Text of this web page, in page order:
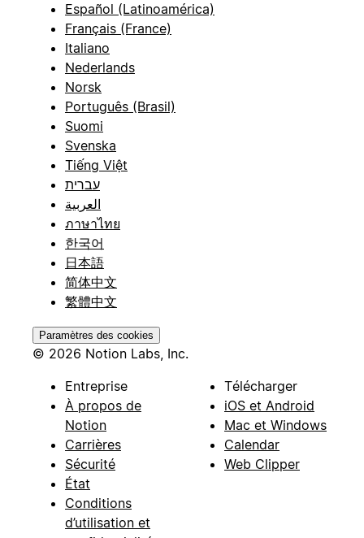
Español (Latinoamérica)
Français (France)
Italiano
Nederlands
Norsk
Português (Brasil)
Suomi
Svenska
Tiếng Việt
עברית
العربية
ภาษาไทย
한국어
日本語
简体中文
繁體中文
Paramètres des cookies
© 2026 Notion Labs, Inc.
Entreprise
À propos de
Notion
Carrières
Sécurité
État
Conditions
d’utilisation et
Télécharger
iOS et Android
Mac et Windows
Calendar
Web Clipper